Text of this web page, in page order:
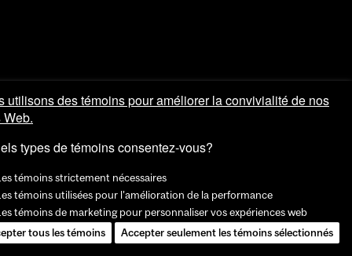
utilisons des témoins pour améliorer la convivialité de nos
types de témoins consentez-vous?
témoins strictement nécessaires
témoins utilisées pour l'amélioration de la performance
témoins de marketing pour personnaliser vos expériences web
tous les témoins
Accepter seulement les témoins sélectionnés